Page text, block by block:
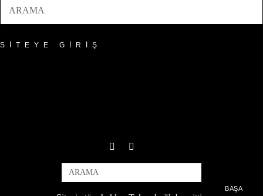
SITEYE GIRIŞ
BAŞA